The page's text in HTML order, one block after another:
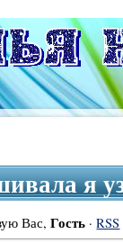
я
Вас,Гость ·RSS